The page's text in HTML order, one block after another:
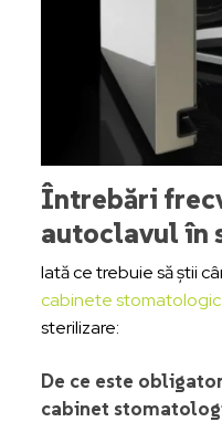
Întrebări
autoclavul în
Iată ce trebuie să știi
cabinete
sterilizare:
De ce este
cabinet